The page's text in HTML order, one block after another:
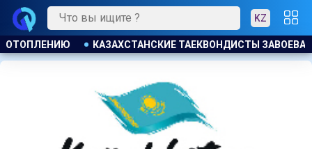
KZ
ЗАВОЕВАЛИ ЧЕТЫРЕ МЕДАЛИ НА ТУРНИРЕ В ИНДОНЕЗИИ